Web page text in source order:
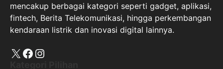
mencakup berbagai kategori seperti gadget, aplikasi,
fintech, Berita Telekomunikasi, hingga perkembangan
kendaraan listrik dan inovasi digital lainnya.
X Facebook
Instagram